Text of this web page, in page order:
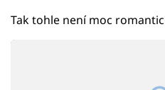
Tak tohle není moc